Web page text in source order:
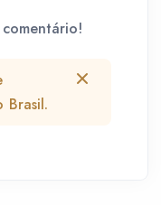
Brasil.